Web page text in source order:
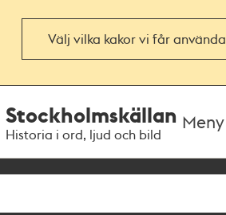
Välj vilka kakor vi får använda
Stockholmskällan
Historia i ord, ljud och bild
Meny